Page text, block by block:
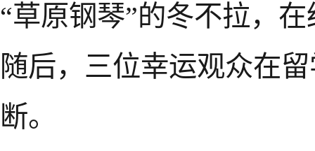
“草原钢琴”的冬不拉，
随后，三位幸运观众在
断。